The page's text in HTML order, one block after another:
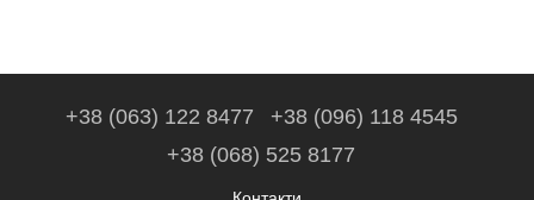
+38 (063) 122 8477
+38 (096) 118 4545
+38 (068) 525 8177